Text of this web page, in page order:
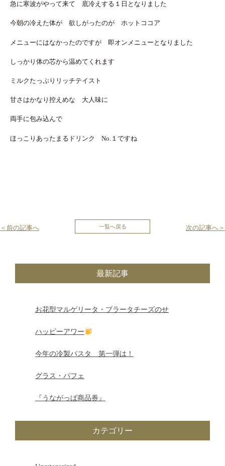
急に寒波がやって来て 底冷えする１日となりました
今朝の冷えた体が 欲しがったのが ホットココア
メニューにはなかったのですが 即オンメニューとなりました
しっかり体の芯から温めてくれます
ミルクたっぷりリッチテイスト
甘さはかなり控えめな 大人味に
両手に包み込んで
ほっこりあったまるドリンク No.１ですね
投
ナ
ビ
＜前の記事へ 次の記事へ＞
一覧へ戻る
最新記事
お花型マルゲリータ・ブラータチーズのせ
ハッピーアワー
今年の冷製パスタ 第一弾は！
グラス・パフェ
『うながっぱ商品券』
カテゴリー